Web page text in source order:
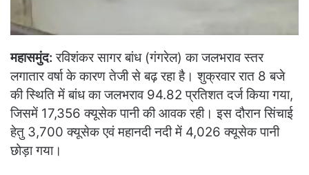
महासमुंद: रविशंकर सागर बांध (गंगरेल) का जलभराव स्तर
लगातार वर्षा के कारण तेजी से बढ़ रहा है। शुक्रवार रात 8 बजे
की स्थिति में बांध का जलभराव 94.82 प्रतिशत दर्ज किया गया,
जिसमें 17,356 क्यूसेक पानी की आवक रही। इस दौरान सिंचाई
हेतु 3,700 क्यूसेक एवं महानदी नदी में 4,026 क्यूसेक पानी
छोड़ा गया।